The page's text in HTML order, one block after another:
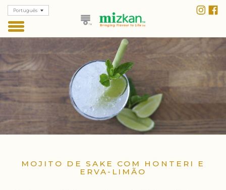
Português
MOJITO DE SAKE COM HONTERI E
ERVA-LIMÃO